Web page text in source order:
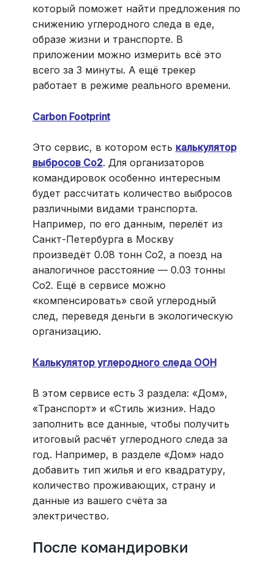
который поможет найти предложения по
снижению углеродного следа в еде,
образе жизни и транспорте. В
приложении можно измерить всё это
всего за 3 минуты. А ещё трекер
работает в режиме реального времени.
Carbon Footprint
Это сервис, в котором есть калькулятор
выбросов Co2. Для организаторов
командировок особенно интересным
будет рассчитать количество выбросов
различными видами транспорта.
Например, по его данным, перелёт из
Санкт-Петербурга в Москву
произведёт 0.08 тонн Co2, а поезд на
аналогичное расстояние — 0.03 тонны
Co2. Ещё в сервисе можно
«компенсировать» свой углеродный
след, переведя деньги в экологическую
организацию.
Калькулятор углеродного следа ООН
В этом сервисе есть 3 раздела: «Дом»,
«Транспорт» и «Стиль жизни». Надо
заполнить все данные, чтобы получить
итоговый расчёт углеродного следа за
год. Например, в разделе «Дом» надо
добавить тип жилья и его квадратуру,
количество проживающих, страну и
данные из вашего счёта за
электричество.
После командировки